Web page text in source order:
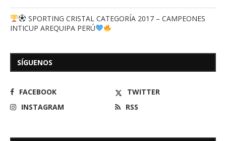
SPORTING CRISTAL CATEGORÍA 2017 – CAMPEONES
INTICUP AREQUIPA PERÚ
SÍGUENOS
FACEBOOK
TWITTER
INSTAGRAM
RSS